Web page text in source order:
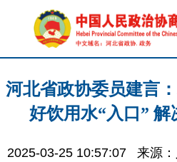
河北省政协委员建言
好饮用水“入口” 解
2025-03-25 10:57:07 来源